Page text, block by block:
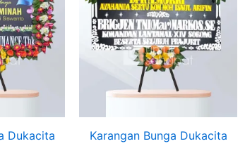
Dukacita Karangan Bunga Dukacita